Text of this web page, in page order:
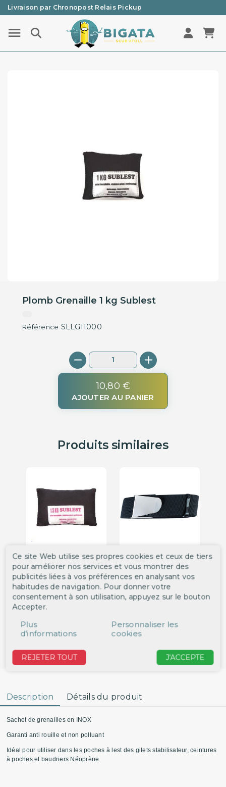
Livraison par Chronopost Relais Pickup
Une question ? Un renseignement ? 05 57 21 59 35
Plomb Grenaille 1 kg Sublest
Référence SLLGI1000
10,80 €
AJOUTER AU PANIER
Produits similaires
Plomb Grenaille 1.5 Kg
Sublest
ref. SLLGI1500
15,20 €
DÉTAIL
Ceinture Nylon 1.50 m
avec boucle Inox
ref. CEINTURE
12,80 €
›
Description Détails du produit
Sachet de grenailles en INOX
Garanti anti rouille et non polluant
Idéal pour utiliser dans les poches à lest des gilets stabilisateur, ceintures
à poches et baudriers Néoprène
Ce site Web utilise ses propres cookies et ceux de tiers
pour améliorer nos services et vous montrer des
publicités liées à vos préférences en analysant vos
habitudes de navigation. Pour donner votre
consentement à son utilisation, appuyez sur le bouton
Accepter.
Plus
d'informations
Personnaliser les
cookies
REJETER TOUT J'ACCEPTE